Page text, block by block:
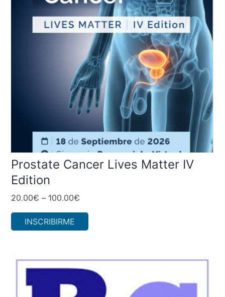
Prostate Cancer Lives Matter IV
Edition
20.00€ –100.00€
INSCRIBIRME